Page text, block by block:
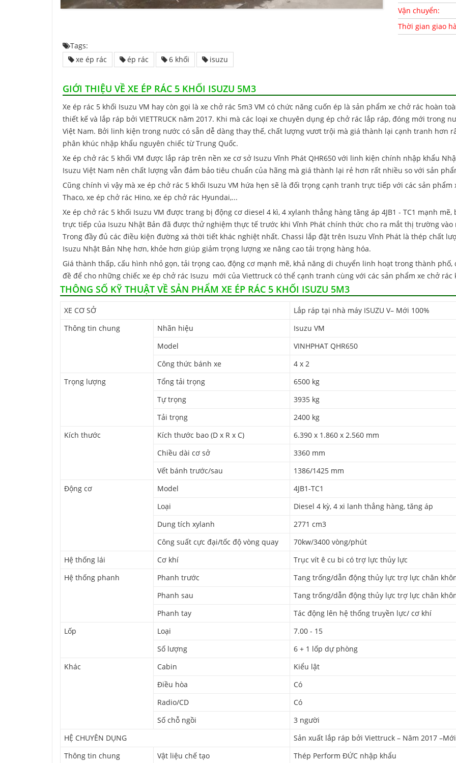
Vận chuyển:
Thời gian giao
Tags:
xe ép rác
ép rác 6 khối isuzu
GIỚI THIỆU VỀ XE ÉP RÁC 5 KHỐI ISUZU 5M3
Xe ép rác 5 khối Isuzu VM hay còn gọi là xe chở rác 5m3 VM có chức năng cuốn ép là sản phẩm xe chở rác hoàn
thiết kế và lắp ráp bởi VIETTRUCK năm 2017. Khi mà các loại xe chuyên dụng ép chở rác lắp ráp, đóng mới trong
Việt Nam. Bởi linh kiện trong nước có sẵn dễ dàng thay thế, chất lượng vươt trội mà giá thành lại cạnh tranh hơn
phân khúc nhập khẩu nguyên chiếc từ Trung Quốc.
Xe ép chở rác 5 khối VM được lắp ráp trên nền xe cơ sở Isuzu Vĩnh Phát QHR650 với linh kiện chính nhập khẩu
Isuzu Việt Nam nên chất lượng vẫn đảm bảo tiêu chuẩn của hãng mà giá thành lại rẻ hơn rất nhiều so với sản
Cũng chính vì vậy mà xe ép chở rác 5 khối Isuzu VM hứa hẹn sẽ là đối trọng cạnh tranh trực tiếp với các sản
Thaco, xe ép chở rác Hino, xe ép chở rác Hyundai,...
Xe ép chở rác 5 khối Isuzu VM được trang bị động cơ diesel 4 kì, 4 xylanh thẳng hàng tăng áp 4JB1 - TC1 mạnh
trực tiếp của Isuzu Nhật Bản đã được thử nghiệm thực tế trước khi Vĩnh Phát chính thức cho ra mắt thị trường
Trong đầy đủ các điều kiện đường xá thời tiết khác nghiệt nhất. Chassi lắp đặt trên Isuzu Vĩnh Phát là thép chất
Isuzu Nhật Bản Nhẹ hơn, khỏe hơn giúp giảm trọng lượng xe nâng cao tải trọng hàng hóa.
Giá thành thấp, cấu hình nhỏ gọn, tải trọng cao, động cơ mạnh mẽ, khả năng di chuyển linh hoạt trong thành
đề để cho những chiếc xe ép chở rác Isuzu mới của Viettruck có thể cạnh tranh cùng với các sản phẩm xe chở rác
THÔNG SỐ KỸ THUẬT VỀ SẢN PHẨM XE ÉP RÁC 5 KHỐI ISUZU 5M3
XE CƠ SỞ
Lắp ráp tại nhà máy ISUZU V– Mới 100%
Thông tin chung
Nhãn hiệu
Isuzu VM
Model
VINHPHAT QHR650
Công thức bánh xe
4 x 2
Trọng lượng
Tổng tải trọng
6500 kg
Tự trọng
3935 kg
Tải trọng
2400 kg
Kích thước
Kích thước bao (D x R x C)
6.390 x 1.860 x 2.560 mm
Chiều dài cơ sở
3360 mm
Vết bánh trước/sau
1386/1425 mm
Động cơ
Model
4JB1-TC1
Loại
Diesel 4 kỳ, 4 xi lanh thẳng hàng, tăng áp
Dung tích xylanh
2771 cm3
Công suất cực đại/tốc độ vòng quay
70kw/3400 vòng/phút
Hệ thống lái
Cơ khí
Trục vít ê cu bi có trợ lực thủy lực
Hệ thống phanh
Phanh trước
Tang trống/dẫn động thủy lực trợ lực chân
Phanh sau
Tang trống/dẫn động thủy lực trợ lực chân
Phanh tay
Tác động lên hệ thống truyền lực/ cơ khí
Lốp
Loại
7.00 - 15
Số lượng
6 + 1 lốp dự phòng
Khác
Cabin
Kiểu lật
Điều hòa
Có
Radio/CD
Có
Số chỗ ngồi
3 người
HỆ CHUYÊN DỤNG
Sản xuất lắp ráp bởi Viettruck – Năm 2017
Thông tin chung
Vật liệu chế tạo
Thép Perform ĐỨC nhập khẩu